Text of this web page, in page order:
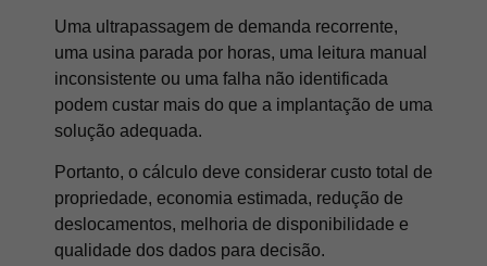
Uma ultrapassagem de demanda recorrente,
uma usina parada por horas, uma leitura manual
inconsistente ou uma falha não identificada
podem custar mais do que a implantação de uma
solução adequada.
Portanto, o cálculo deve considerar custo total de
propriedade, economia estimada, redução de
deslocamentos, melhoria de disponibilidade e
qualidade dos dados para decisão.